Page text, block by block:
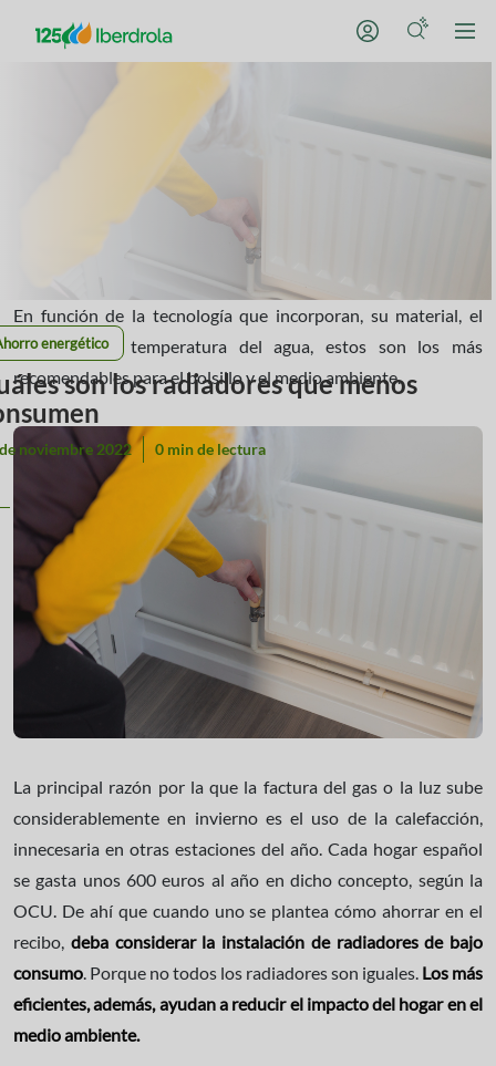
energético
son los radiadores que menos
noviembre 2022 0 min de lectura
En función de la tecnología que incorporan, su material, el
tamaño o la temperatura del agua, estos son los más
recomendables para el bolsillo y el medio ambiente.
La principal razón por la que la factura del gas o la luz sube
considerablemente en invierno es el uso de la calefacción,
innecesaria en otras estaciones del año. Cada hogar español
se gasta unos 600 euros al año en dicho concepto, según la
OCU. De ahí que cuando uno se plantea cómo ahorrar en el
recibo, deba considerar la instalación de radiadores de bajo
consumo. Porque no todos los radiadores son iguales. Los más
eficientes, además, ayudan a reducir el impacto del hogar en el
medio ambiente.